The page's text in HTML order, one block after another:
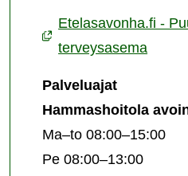
Etelasavonha.fi -
terveysasema
Palveluajat
Hammashoitola
Ma–to 08:00–15:00
Pe 08:00–13:00